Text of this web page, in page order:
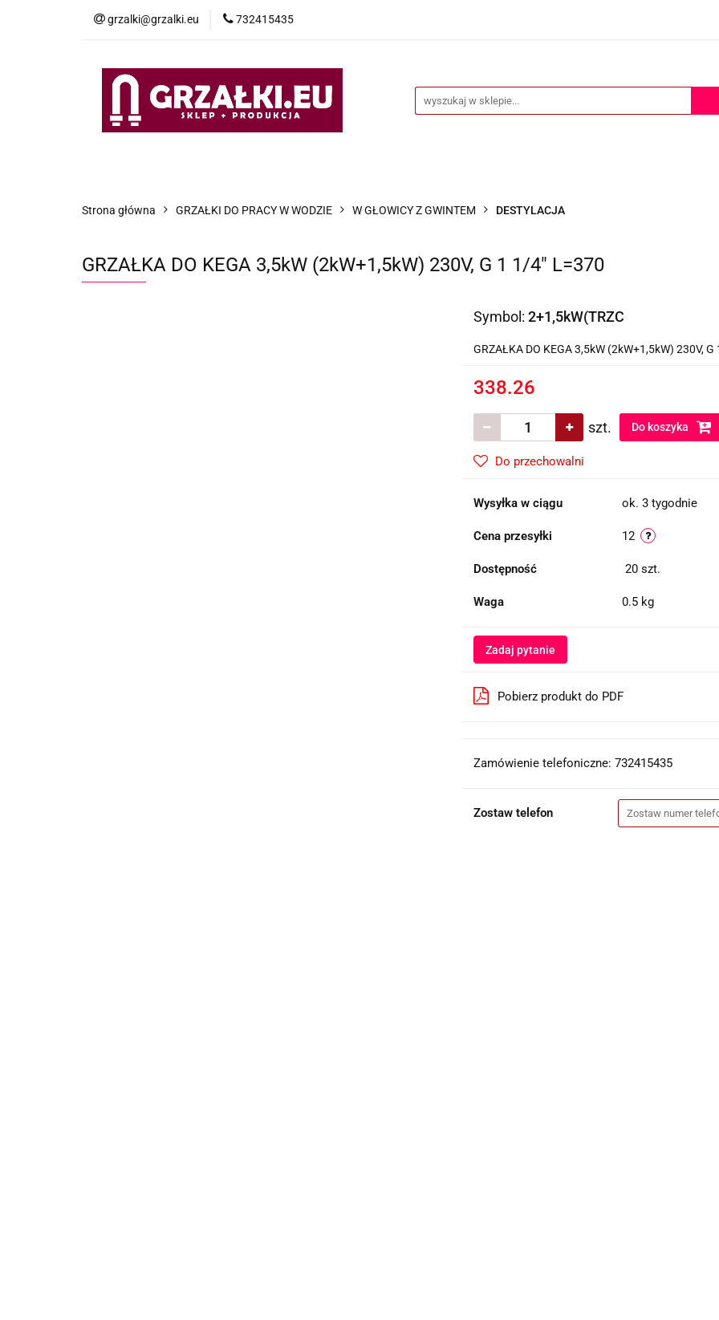
grzalki@grzalki.eu 732415435
Strona główna GRZAŁKI DO PRACY W WODZIE W GŁOWICY Z GWINTEM DESTYLACJA
GRZAŁKA DO KEGA 3,5kW (2kW+1,5kW) 230V, G 1 1/4" L=370
Symbol: 2+1,5kW(TRZC
GRZAŁKA DO KEGA 3,5kW (2kW+1,5kW) 230V,
338.26
szt. Do koszyka
Do przechowalni
Wysyłka w ciągu ok. 3 tygodnie
Cena przesyłki 12
Dostępność 20 szt.
Waga 0.5 kg
Zadaj pytanie
Pobierz produkt do PDF
Zamówienie telefoniczne: 732415435
Zostaw telefon